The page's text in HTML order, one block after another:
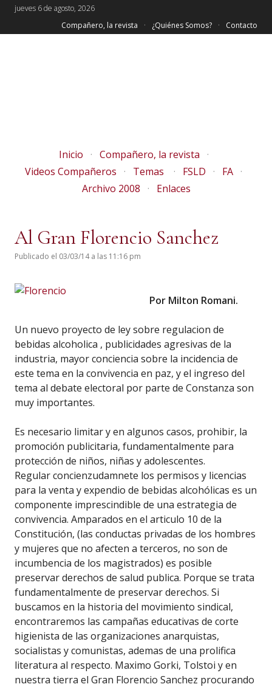
jueves 6 de agosto, 2026
Compañero, la revista
¿Quiénes Somos? Contacto
Inicio
Compañero, la revista
Videos Compañeros
Temas FSLD
FA
Archivo 2008
Enlaces
Al Gran Florencio Sanchez
Publicado el 03/03/14 a las 11:16 pm
Por Milton Romani.
Un nuevo proyecto de ley sobre regulacion de
bebidas alcoholica , publicidades agresivas de la
industria, mayor conciencia sobre la incidencia de
este tema en la convivencia en paz, y el ingreso del
tema al debate electoral por parte de Constanza son
muy importantes.
Es necesario limitar y en algunos casos, prohibir, la
promoción publicitaria, fundamentalmente para
protección de niños, niñas y adolescentes.
Regular concienzudamnete los permisos y licencias
para la venta y expendio de bebidas alcohólicas es un
componente imprescindible de una estrategia de
convivencia. Amparados en el articulo 10 de la
Constitución, (las conductas privadas de los hombres
y mujeres que no afecten a terceros, no son de
incumbencia de los magistrados) es posible
preservar derechos de salud publica. Porque se trata
fundamentalmente de preservar derechos. Si
buscamos en la historia del movimiento sindical,
encontraremos las campañas educativas de corte
higienista de las organizaciones anarquistas,
socialistas y comunistas, ademas de una prolifica
literatura al respecto. Maximo Gorki, Tolstoi y en
nuestra tierra el Gran Florencio Sanchez procurando